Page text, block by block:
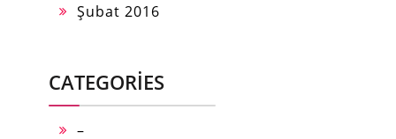
Şubat 2016
CATEGORIES
–